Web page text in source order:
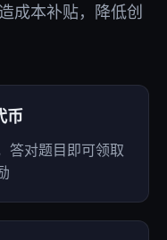
成本补贴，降低创
币
答对题目即可领取